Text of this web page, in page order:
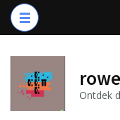
Ga
naar
(druk
Enter)
Ontdek